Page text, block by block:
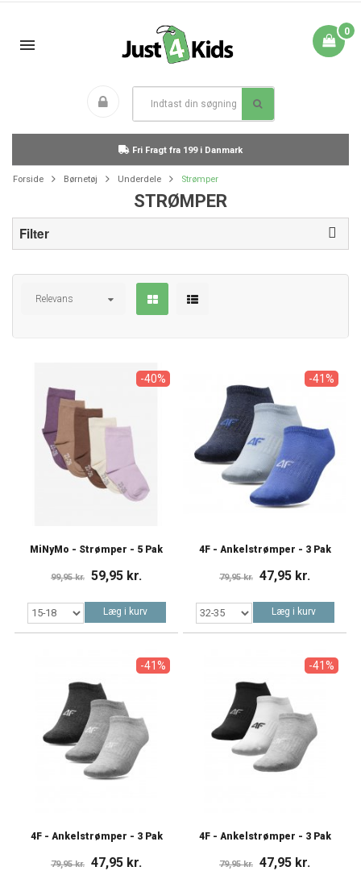
0
Fri Fragt fra 199 i Danmark
Forside Børnetøj Underdele Strømper
STRØMPER
Filter
Relevans
-40%
MiNyMo - Strømper - 5 Pak
99,95 kr. 59,95 kr.
Læg i kurv
-41%
4F - Ankelstrømper - 3 Pak
79,95 kr. 47,95 kr.
Læg i kurv
-41%
4F - Ankelstrømper - 3 Pak
79,95 kr. 47,95 kr.
-41%
4F - Ankelstrømper - 3 Pak
79,95 kr. 47,95 kr.